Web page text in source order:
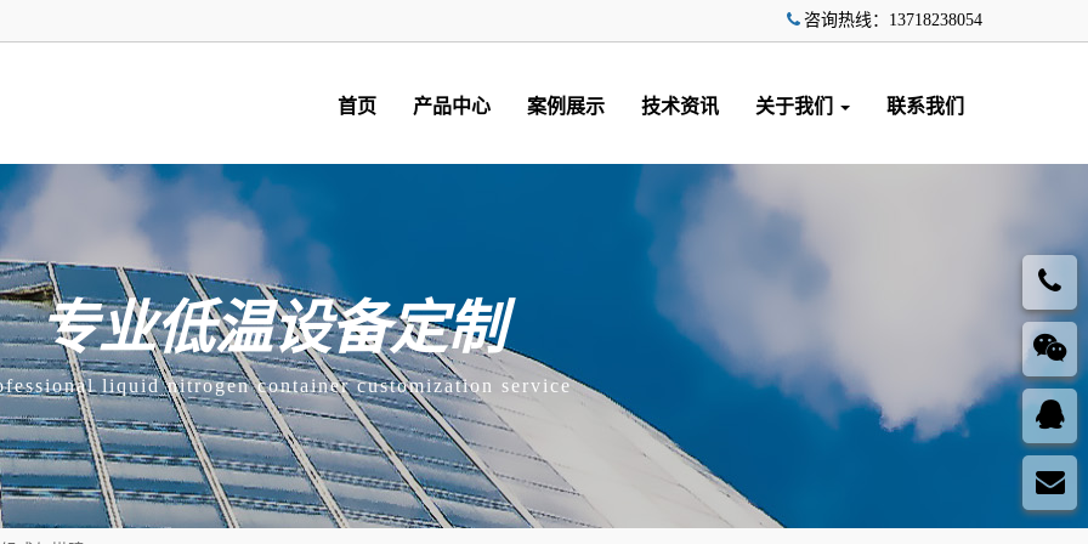
咨询热线：13718238054
首页 产品中心 案例展示 技术资讯 关于我们 联系我们
专业低温设备定制
liquid nitrogen container customization service